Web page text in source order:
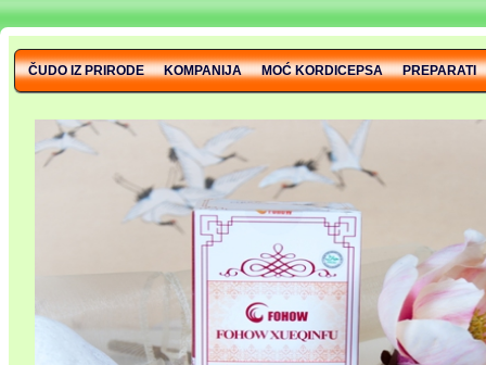
ČUDO IZ PRIRODE KOMPANIJA MOĆ KORDICEPSA PREPARATI